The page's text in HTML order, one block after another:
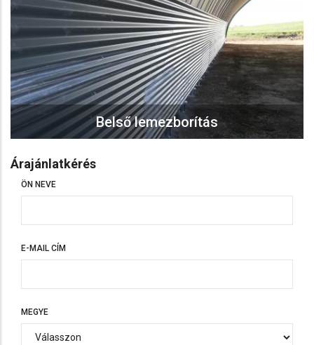
Belső lemezborítás
Árajánlatkérés
ÖN NEVE
E-MAIL CÍM
MEGYE